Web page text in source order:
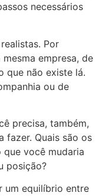
necessários
Por
empresa, de
que não existe lá.
ou de
precisa, também,
fazer. Quais são os
você mudaria
posição?
um equilíbrio entre